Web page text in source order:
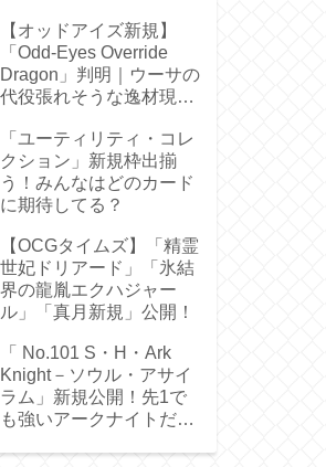
【オッドアイズ新規】
「Odd-Eyes Override
Dragon」判明｜ウーサの
代役張れそうな逸材現
「ユーティリティ・コレ
クション」新規枠出揃
う！みんなはどのカード
に期待してる？
【OCGタイムズ】「精霊
世妃ドリアード」「氷結
界の龍胤エクハジャー
ル」「真月新規」公開！
「 No.101 S・H・Ark
Knight－ソウル・アサイ
ラム」新規公開！先1で
も強いアークナイトだ